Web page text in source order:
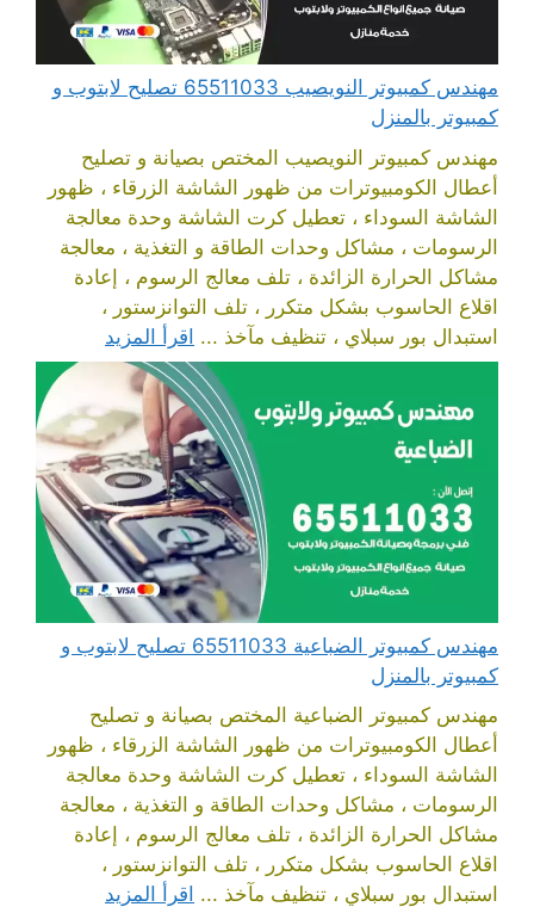
مهندس كمبيوتر النويصيب 65511033 تصليح لابتوب و
كمبيوتر بالمنزل
مهندس كمبيوتر النويصيب المختص بصيانة و تصليح
أعطال الكومبيوترات من ظهور الشاشة الزرقاء ، ظهور
الشاشة السوداء ، تعطيل كرت الشاشة وحدة معالجة
الرسومات ، مشاكل وحدات الطاقة و التغذية ، معالجة
مشاكل الحرارة الزائدة ، تلف معالج الرسوم ، إعادة
اقلاع الحاسوب بشكل متكرر ، تلف التوانزستور ،
استبدال بور سبلاي ، تنظيف مآخذ ... اقرأ المزيد
مهندس كمبيوتر الضباعية 65511033 تصليح لابتوب و
كمبيوتر بالمنزل
مهندس كمبيوتر الضباعية المختص بصيانة و تصليح
أعطال الكومبيوترات من ظهور الشاشة الزرقاء ، ظهور
الشاشة السوداء ، تعطيل كرت الشاشة وحدة معالجة
الرسومات ، مشاكل وحدات الطاقة و التغذية ، معالجة
مشاكل الحرارة الزائدة ، تلف معالج الرسوم ، إعادة
اقلاع الحاسوب بشكل متكرر ، تلف التوانزستور ،
استبدال بور سبلاي ، تنظيف مآخذ ... اقرأ المزيد